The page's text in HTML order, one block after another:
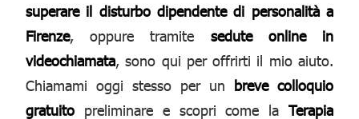
superare il disturbo dipendente di personalità a
Firenze, oppure tramite sedute online in
videochiamata, sono qui per offrirti il mio aiuto.
Chiamami oggi stesso per un breve colloquio
gratuito preliminare e scopri come la Terapia